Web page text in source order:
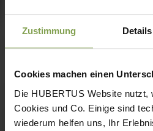
Zustimmung Details
Cookies machen einen
Die HUBERTUS Website nutzt,
Cookies und Co. Einige sind
wiederum helfen uns, Ihr